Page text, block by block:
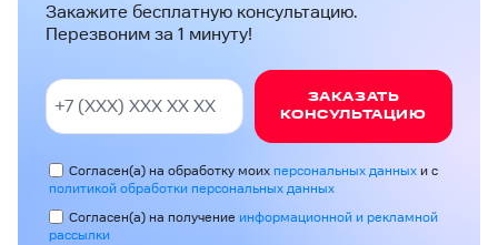
Закажите бесплатную консультацию.
Перезвоним за 1 минуту!
ЗАКАЗАТЬ
КОНСУЛЬТАЦИЮ
Согласен(а) на обработку моих персональных данных и с
политикой обработки персональных данных
Согласен(а) на получение информационной и рекламной
рассылки